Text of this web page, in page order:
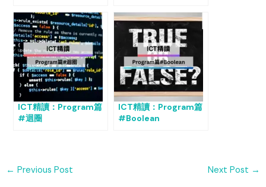
ICT精讀：Program篇
#迴圈
ICT精讀：Program篇
#Boolean
← Previous Post Next Post →